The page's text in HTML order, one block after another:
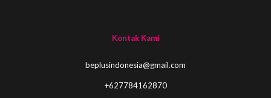
Kontak Kami
beplusindonesia@gmail.com
+627784162870